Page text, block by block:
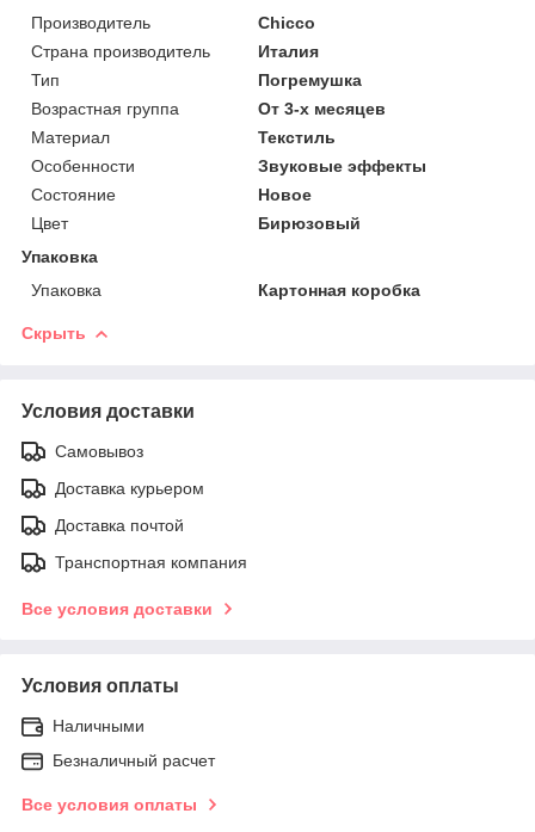
Производитель
Chicco
Страна производитель
Италия
Тип
Погремушка
Возрастная группа
От 3-х месяцев
Материал
Текстиль
Особенности
Звуковые эффекты
Состояние
Новое
Цвет
Бирюзовый
Упаковка
Упаковка
Картонная коробка
Скрыть
Условия доставки
Самовывоз
Доставка курьером
Доставка почтой
Транспортная компания
Все условия доставки
Условия оплаты
Наличными
Безналичный расчет
Все условия оплаты